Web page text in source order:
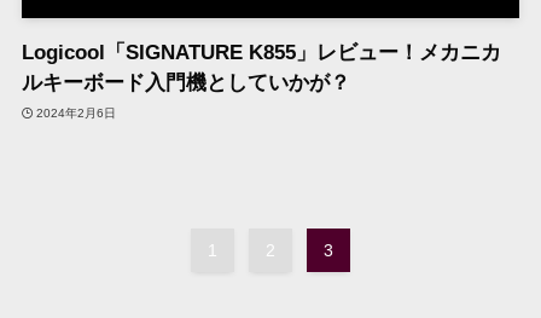
Logicool「SIGNATURE K855」レビュー！メカニカ
ルキーボード入門機としていかが？
2024年2月6日
1 2 3